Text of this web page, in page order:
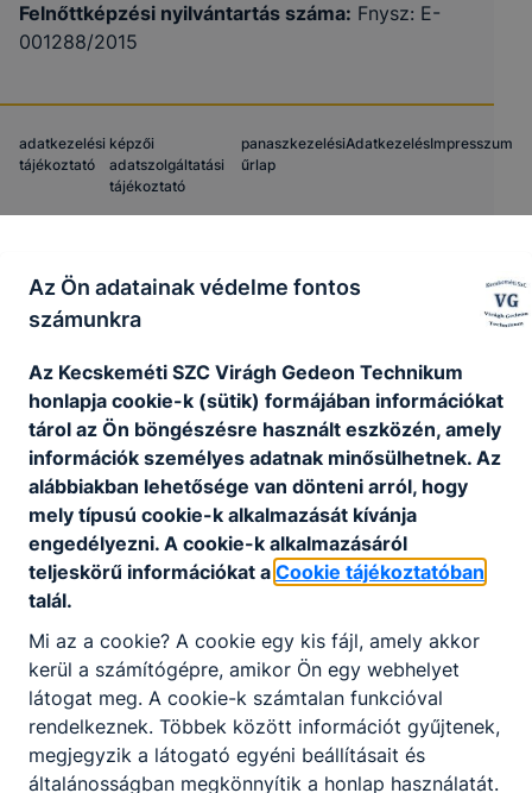
Felnőttképzési nyilvántartás száma: Fnysz: E-
001288/2015
adatkezelési
tájékoztató
képzői
adatszolgáltatási
tájékoztató
panaszkezelési
űrlap
AdatkezelésImpresszum
Az Ön adatainak védelme fontos
számunkra
Az Kecskeméti SZC Virágh Gedeon Technikum
honlapja cookie-k (sütik) formájában információkat
tárol az Ön böngészésre használt eszközén, amely
információk személyes adatnak minősülhetnek. Az
alábbiakban lehetősége van dönteni arról, hogy
mely típusú cookie-k alkalmazását kívánja
engedélyezni. A cookie-k alkalmazásáról
teljeskörű információkat a Cookie tájékoztatóban
talál.
Mi az a cookie? A cookie egy kis fájl, amely akkor
kerül a számítógépre, amikor Ön egy webhelyet
látogat meg. A cookie-k számtalan funkcióval
rendelkeznek. Többek között információt gyűjtenek,
megjegyzik a látogató egyéni beállításait és
általánosságban megkönnyítik a honlap használatát.